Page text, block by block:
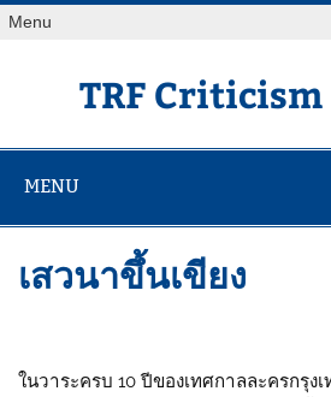
Skip
toMenu
TRF
MENU
เสวนาขึ้นเขียง
ในวาระครบ 10 ปีของเทศกาลละครกรุ